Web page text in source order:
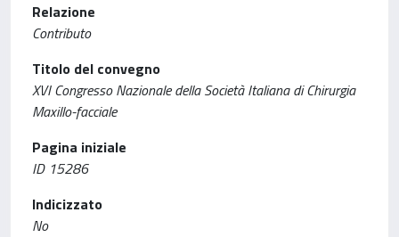
Relazione
Contributo
Titolo del convegno
XVI Congresso Nazionale della Società Italiana di Chirurgia
Maxillo-facciale
Pagina iniziale
ID 15286
Indicizzato
No